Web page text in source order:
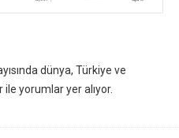
dünya, Türkiye ve
yorumlar yer alıyor.